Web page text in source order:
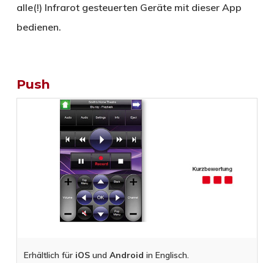
alle(!) Infrarot gesteuerten Geräte mit dieser App
bedienen.
Push
Erhältlich für iOSund Android in Englisch.